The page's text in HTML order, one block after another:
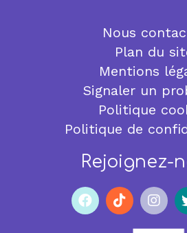
Nous
Plan du
Mentions
Signaler un
Politique
Politique de
Rejoignez-